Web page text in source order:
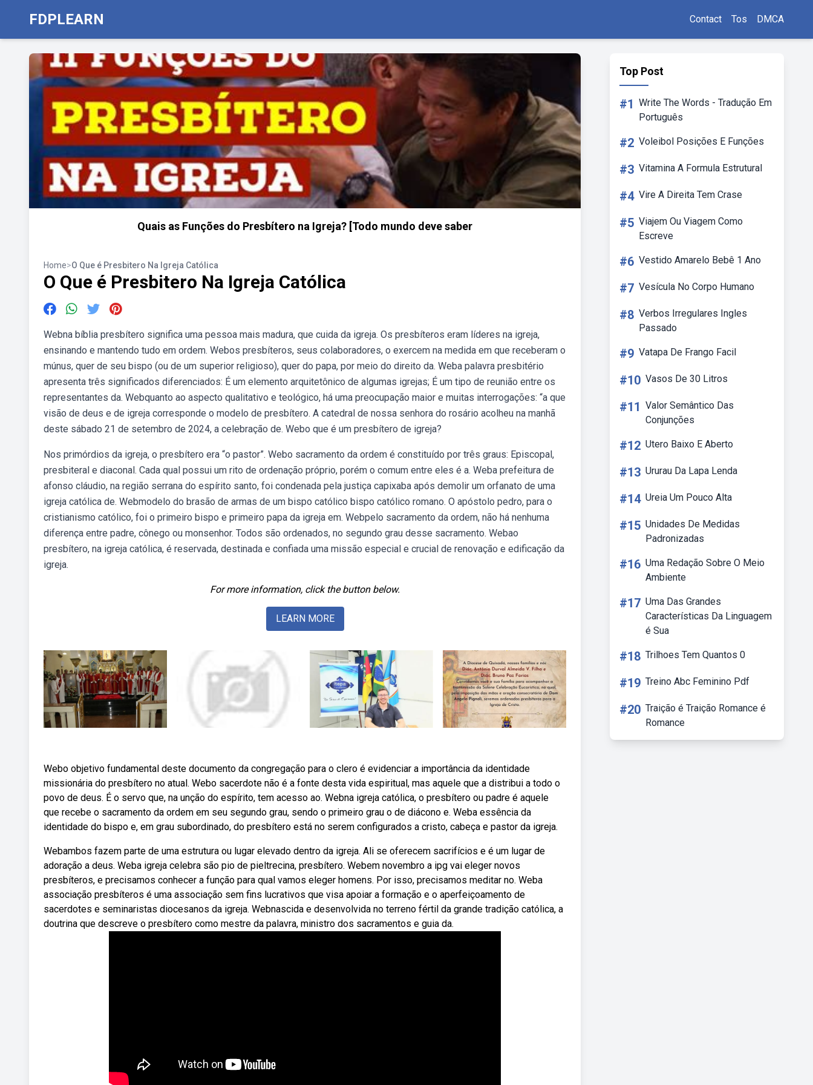
FDPLEARN Contact Tos DMCA
Quais as Funções do Presbítero na Igreja? [Todo mundo deve saber
Home>O Que é Presbitero Na Igreja Católica
O Que é Presbitero Na Igreja Católica
Webna bíblia presbítero significa uma pessoa mais madura, que cuida da igreja. Os presbíteros eram líderes na igreja,
ensinando e mantendo tudo em ordem. Webos presbíteros, seus colaboradores, o exercem na medida em que receberam o
múnus, quer de seu bispo (ou de um superior religioso), quer do papa, por meio do direito da. Weba palavra presbitério
apresenta três significados diferenciados: É um elemento arquitetônico de algumas igrejas; É um tipo de reunião entre os
representantes da. Webquanto ao aspecto qualitativo e teológico, há uma preocupação maior e muitas interrogações: “a que
visão de deus e de igreja corresponde o modelo de presbítero. A catedral de nossa senhora do rosário acolheu na manhã
deste sábado 21 de setembro de 2024, a celebração de. Webo que é um presbítero de igreja?
Nos primórdios da igreja, o presbítero era “o pastor”. Webo sacramento da ordem é constituído por três graus: Episcopal,
presbiteral e diaconal. Cada qual possui um rito de ordenação próprio, porém o comum entre eles é a. Weba prefeitura de
afonso cláudio, na região serrana do espírito santo, foi condenada pela justiça capixaba após demolir um orfanato de uma
igreja católica de. Webmodelo do brasão de armas de um bispo católico bispo católico romano. O apóstolo pedro, para o
cristianismo católico, foi o primeiro bispo e primeiro papa da igreja em. Webpelo sacramento da ordem, não há nenhuma
diferença entre padre, cônego ou monsenhor. Todos são ordenados, no segundo grau desse sacramento. Webao
presbítero, na igreja católica, é reservada, destinada e confiada uma missão especial e crucial de renovação e edificação da
igreja.
For more information, click the button below.
LEARN MORE
Webo objetivo fundamental deste documento da congregação para o clero é evidenciar a importância da identidade
missionária do presbítero no atual. Webo sacerdote não é a fonte desta vida espiritual, mas aquele que a distribui a todo o
povo de deus. É o servo que, na unção do espírito, tem acesso ao. Webna igreja católica, o presbítero ou padre é aquele
que recebe o sacramento da ordem em seu segundo grau, sendo o primeiro grau o de diácono e. Weba essência da
identidade do bispo e, em grau subordinado, do presbítero está no serem configurados a cristo, cabeça e pastor da igreja.
Webambos fazem parte de uma estrutura ou lugar elevado dentro da igreja. Ali se oferecem sacrifícios e é um lugar de
adoração a deus. Weba igreja celebra são pio de pieltrecina, presbítero. Webem novembro a ipg vai eleger novos
presbíteros, e precisamos conhecer a função para qual vamos eleger homens. Por isso, precisamos meditar no. Weba
associação presbíteros é uma associação sem fins lucrativos que visa apoiar a formação e o aperfeiçoamento de
sacerdotes e seminaristas diocesanos da igreja. Webnascida e desenvolvida no terreno fértil da grande tradição católica, a
doutrina que descreve o presbítero como mestre da palavra, ministro dos sacramentos e guia da.
Top Post
#1 Write The Words - Tradução Em
Português
#2 Voleibol Posições E Funções
#3 Vitamina A Formula Estrutural
#4 Vire A Direita Tem Crase
#5 Viajem Ou Viagem Como
Escreve
#6 Vestido Amarelo Bebê 1 Ano
#7 Vesícula No Corpo Humano
#8 Verbos Irregulares Ingles
Passado
#9 Vatapa De Frango Facil
#10 Vasos De 30 Litros
#11 Valor Semântico Das
Conjunções
#12 Utero Baixo E Aberto
#13 Ururau Da Lapa Lenda
#14 Ureia Um Pouco Alta
#15 Unidades De Medidas
Padronizadas
#16 Uma Redação Sobre O Meio
Ambiente
#17 Uma Das Grandes
Características Da Linguagem
é Sua
#18 Trilhoes Tem Quantos 0
#19 Treino Abc Feminino Pdf
#20 Traição é Traição Romance é
Romance